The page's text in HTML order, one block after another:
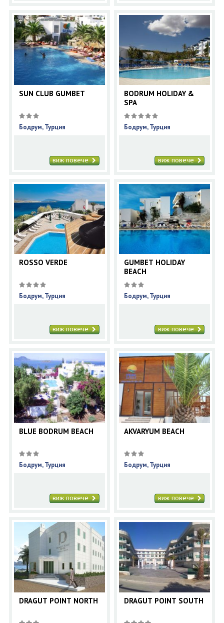
SUN CLUB GUMBET
Бодрум, Турция
виж повече
BODRUM HOLIDAY &
SPA
Бодрум, Турция
виж повече
ROSSO VERDE
Бодрум, Турция
виж повече
GUMBET HOLIDAY
BEACH
Бодрум, Турция
виж повече
BLUE BODRUM BEACH
Бодрум, Турция
виж повече
AKVARYUM BEACH
Бодрум, Турция
виж повече
DRAGUT POINT NORTH DRAGUT POINT SOUTH